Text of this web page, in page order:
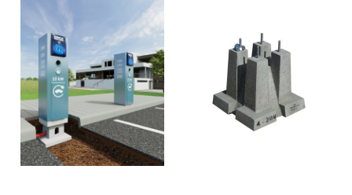
Type de produit
Travaux publics
Voirie (1)
Réseau electrique